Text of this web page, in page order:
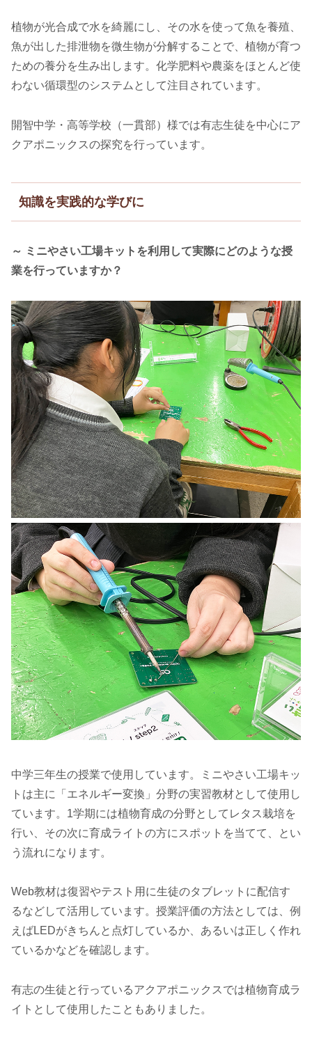
植物が光合成で水を綺麗にし、その水を使って魚を養殖、
魚が出した排泄物を微生物が分解することで、植物が育つ
ための養分を生み出します。化学肥料や農薬をほとんど使
わない循環型のシステムとして注目されています。
開智中学・高等学校（一貫部）様では有志生徒を中心にア
クアポニックスの探究を行っています。
知識を実践的な学びに
～ ミニやさい工場キットを利用して実際にどのような授
業を行っていますか？
中学三年生の授業で使用しています。ミニやさい工場キッ
トは主に「エネルギー変換」分野の実習教材として使用し
ています。1学期には植物育成の分野としてレタス栽培を
行い、その次に育成ライトの方にスポットを当てて、とい
う流れになります。
Web教材は復習やテスト用に生徒のタブレットに配信す
るなどして活用しています。授業評価の方法としては、例
えばLEDがきちんと点灯しているか、あるいは正しく作れ
ているかなどを確認します。
有志の生徒と行っているアクアポニックスでは植物育成ラ
イトとして使用したこともありました。